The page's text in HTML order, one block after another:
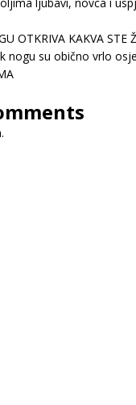
OTKRIVA KAKVA STE
nogu su obično vrlo